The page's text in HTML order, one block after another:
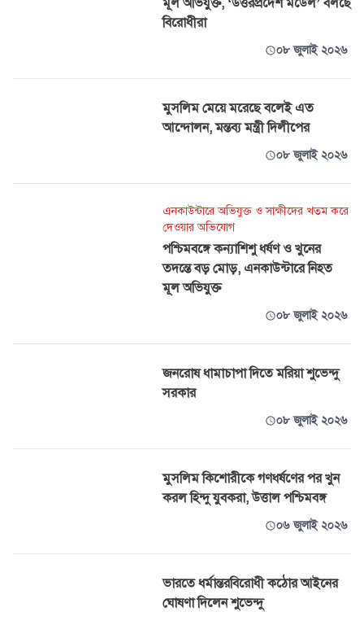
মূল অভিযুক্ত, ‘উত্তরপ্রদেশ মডেল’ বলছে
বিরোধীরা
০৮ জুলাই ২০২৬
মুসলিম মেয়ে মরেছে বলেই এত
আন্দোলন, মন্তব্য মন্ত্রী দিলীপের
০৮ জুলাই ২০২৬
এনকাউন্টারে অভিযুক্ত ও সাক্ষীদের খতম করে
দেওয়ার অভিযোগ
পশ্চিমবঙ্গে কন্যাশিশু ধর্ষণ ও খুনের
তদন্তে বড় মোড়, এনকাউন্টারে নিহত
মূল অভিযুক্ত
০৮ জুলাই ২০২৬
জনরোষ ধামাচাপা দিতে মরিয়া শুভেন্দু
সরকার
০৮ জুলাই ২০২৬
মুসলিম কিশোরীকে গণধর্ষণের পর খুন
করল হিন্দু যুবকরা, উত্তাল পশ্চিমবঙ্গ
০৬ জুলাই ২০২৬
ভারতে ধর্মান্তরবিরোধী কঠোর আইনের
ঘোষণা দিলেন শুভেন্দু